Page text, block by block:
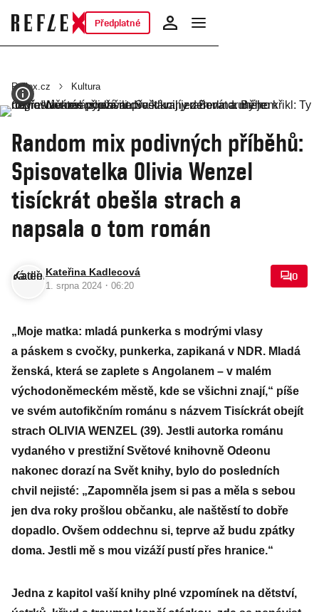
Předplatné
Reflex.cz Kultura
Random mix podivných příběhů:
Spisovatelka Olivia Wenzel
tisíckrát obešla strach a
napsala o tom román
Kateřina Kadlecová
1. srpna 2024 · 06:20
0
„Moje matka: mladá punkerka s modrými vlasy
a páskem s cvočky, punkerka, zapikaná v NDR. Mladá
ženská, která se zaplete s Angolanem – v malém
východoněmeckém městě, kde se všichni znají,“ píše
ve svém autofikčním románu s názvem Tisíckrát obejít
strach OLIVIA WENZEL (39). Jestli autorka románu
vydaného v prestižní Světové knihovně Odeonu
nakonec dorazí na Svět knihy, bylo do posledních
chvil nejisté: „Zapomněla jsem si pas a měla s sebou
jen dva roky prošlou občanku, ale naštěstí to dobře
dopadlo. Ovšem oddechnu si, teprve až budu zpátky
doma. Jestli mě s mou vizáží pustí přes hranice.“
Jedna z kapitol vaší knihy plné vzpomínek na dětství,